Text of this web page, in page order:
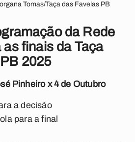
Tomas/Taça das Favelas PB
da Rede
finais da Taça
2025
Pinheiro x 4 de Outubro
a decisão
para a final